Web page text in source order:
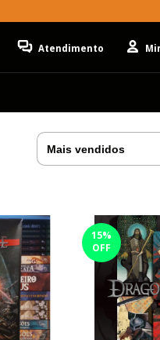
Atendimento
15%
OFF